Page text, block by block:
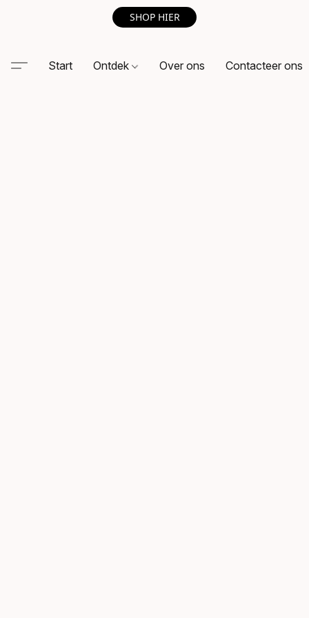
SHOP HIER
Start Ontdek Over ons Contacteer ons